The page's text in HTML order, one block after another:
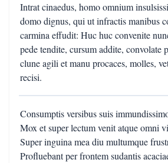
Intrat cinaedus, homo omnium
domo dignus, qui ut infractis manibus
carmina effudit: Huc huc convenite
pede tendite, cursum addite, convolate
clune agili et manu procaces, molles,
recisi.
Consumptis versibus suis
Mox et super lectum venit atque omni
Super inguina mea diu multumque
Profluebant per frontem sudantis